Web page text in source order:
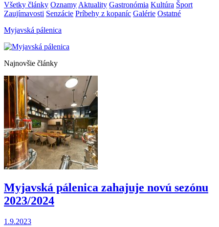
Všetky články Oznamy Aktuality Gastronómia Kultúra Šport
Zaujímavosti Senzácie Príbehy z kopaníc Galérie Ostatné
Myjavská pálenica
Najnovšie články
Myjavská pálenica zahajuje novú sezónu
2023/2024
1.9.2023